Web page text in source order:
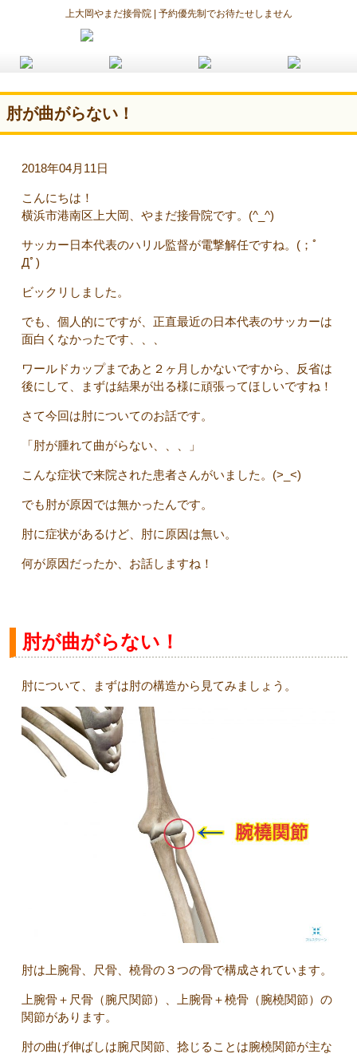
上大岡やまだ接骨院 | 予約優先制でお待たせしません
肘が曲がらない！
2018年04月11日
こんにちは！
横浜市港南区上大岡、やまだ接骨院です。(^_^)
サッカー日本代表のハリル監督が電撃解任ですね。(；ﾟ
Дﾟ)
ビックリしました。
でも、個人的にですが、正直最近の日本代表のサッカーは
面白くなかったです、、、
ワールドカップまであと２ヶ月しかないですから、反省は
後にして、まずは結果が出る様に頑張ってほしいですね！
さて今回は肘についてのお話です。
「肘が腫れて曲がらない、、、」
こんな症状で来院された患者さんがいました。(>_<)
でも肘が原因では無かったんです。
肘に症状があるけど、肘に原因は無い。
何が原因だったか、お話しますね！
肘が曲がらない！
肘について、まずは肘の構造から見てみましょう。
肘は上腕骨、尺骨、橈骨の３つの骨で構成されています。
上腕骨＋尺骨（腕尺関節）、上腕骨＋橈骨（腕橈関節）の
関節があります。
肘の曲げ伸ばしは腕尺関節、捻じることは腕橈関節が主な